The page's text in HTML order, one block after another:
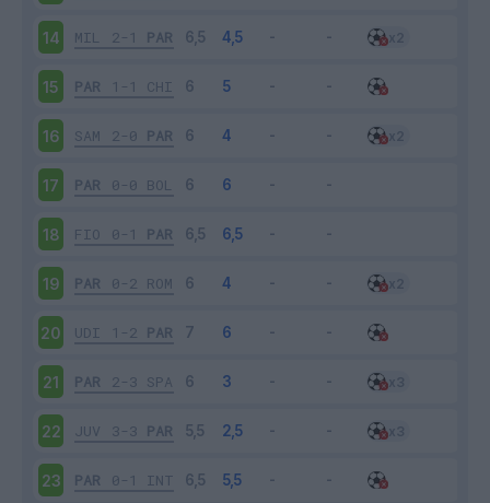
14 MIL 2-1 PAR
15 PAR 1-1 CHI
16 SAM 2-0 PAR
17 PAR 0-0 BOL
18 FIO 0-1 PAR
19 PAR 0-2 ROM
20 UDI 1-2 PAR
21 PAR 2-3 SPA
22 JUV 3-3 PAR
23 PAR 0-1 INT